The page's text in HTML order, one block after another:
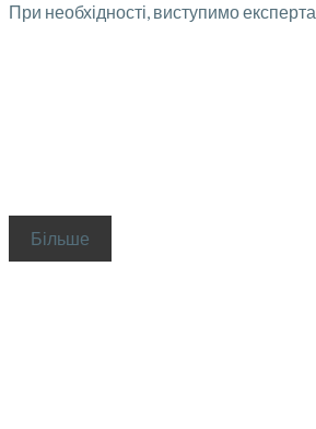
При необхідності, виступимо
Більше